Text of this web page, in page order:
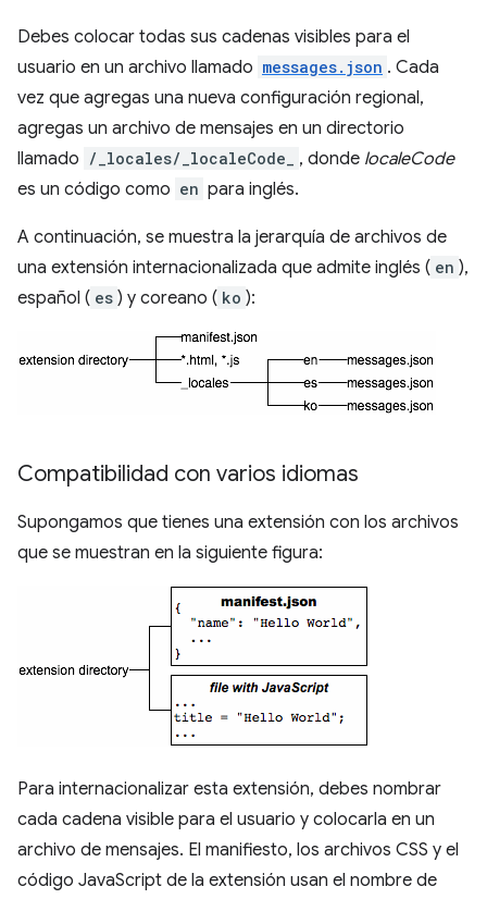
Debes colocar todas sus cadenas visibles para el
usuario en un archivo llamado messages.json . Cada
vez que agregas una nueva configuración regional,
agregas un archivo de mensajes en un directorio
llamado /_locales/_localeCode_ , donde localeCode
es un código como en para inglés.
A continuación, se muestra la jerarquía de archivos de
una extensión internacionalizada que admite inglés ( en ),
español ( es ) y coreano ( ko ):
Compatibilidad con varios idiomas
Supongamos que tienes una extensión con los archivos
que se muestran en la siguiente figura:
Para internacionalizar esta extensión, debes nombrar
cada cadena visible para el usuario y colocarla en un
archivo de mensajes. El manifiesto, los archivos CSS y el
código JavaScript de la extensión usan el nombre de